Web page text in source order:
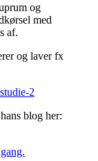
og
med
af.
og laver fx
2
blog her: